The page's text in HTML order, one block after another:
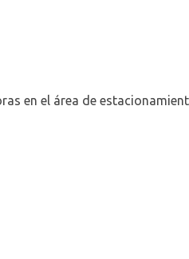
en el área de